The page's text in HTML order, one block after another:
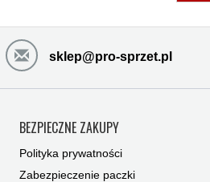
sklep@pro-sprzet.pl
BEZPIECZNE ZAKUPY
Polityka prywatności
Zabezpieczenie paczki